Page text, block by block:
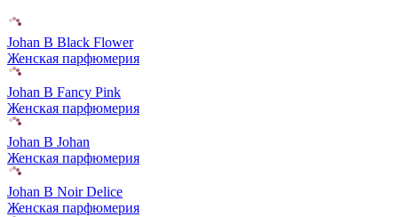
Johan B Black Flower
Женская парфюмерия
Johan B Fancy Pink
Женская парфюмерия
Johan B Johan
Женская парфюмерия
Johan B Noir Delice
Женская парфюмерия